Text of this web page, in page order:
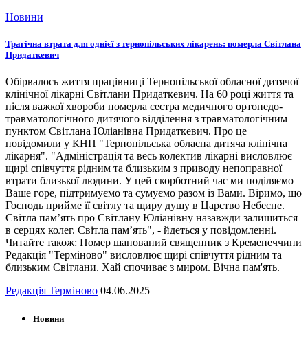
Новини
Трагічна втрата для однієї з тернопільських лікарень: померла Світлана
Придаткевич
Обірвалось життя працівниці Тернопільської обласної дитячої
клінічної лікарні Світлани Придаткевич. На 60 році життя та
після важкої хвороби померла сестра медичного ортопедо-
травматологічного дитячого відділення з травматологічним
пунктом Світлана Юліанівна Придаткевич. Про це
повідомили у КНП "Тернопільська обласна дитяча клінічна
лікарня". "Адміністрація та весь колектив лікарні висловлює
щирі співчуття рідним та близьким з приводу непоправної
втрати близької людини. У цей скорботний час ми поділяємо
Ваше горе, підтримуємо та сумуємо разом із Вами. Віримо, що
Господь прийме її світлу та щиру душу в Царство Небесне.
Світла пам’ять про Світлану Юліанівну назавжди залишиться
в серцях колег. Світла пам’ять", - йдеться у повідомленні.
Читайте також: Помер шанований священник з Кременеччини
Редакція "Терміново" висловлює щирі співчуття рідним та
близьким Світлани. Хай спочиває з миром. Вічна пам'ять.
Редакція Терміново 04.06.2025
Новини